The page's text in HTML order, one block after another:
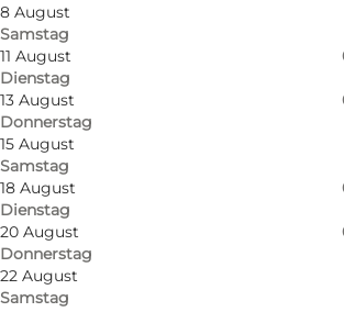
8 August
Samstag
11 August
Dienstag
13 August
Donnerstag
15 August
Samstag
18 August
Dienstag
20 August
Donnerstag
22 August
Samstag